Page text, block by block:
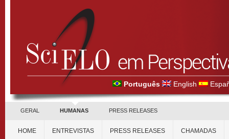
Português English
GERAL HUMANAS PRESS RELEASES
HOME ENTREVISTAS PRESS RELEASES CHAMADAS